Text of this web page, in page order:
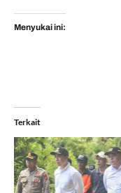
Menyukai ini:
Terkait